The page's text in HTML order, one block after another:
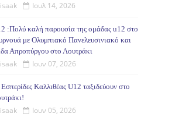
isaak Ιουλ 14, 2026
:Πολύ καλή παρουσία της ομάδας u12 στο
με Ολυμπιακό Πανελευσινιακό και
Απροπύργου στο Λουτράκι
isaak Ιουν 07, 2026
Καλλιθέας U12 ταξιδεύουν στο
isaak Ιουν 05, 2026